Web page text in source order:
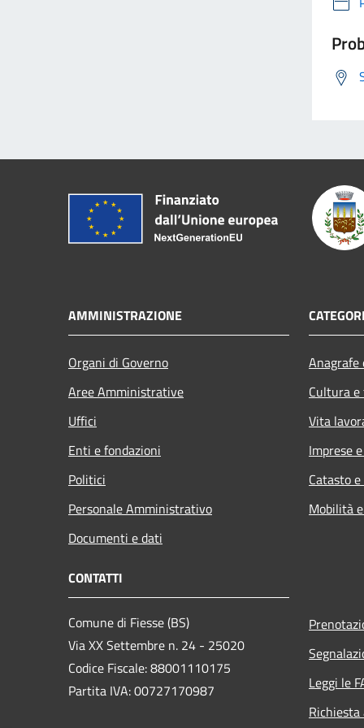
AMMINISTRAZIONE
Organi di Governo
Aree Amministrative
Uffici
Enti e fondazioni
Politici
Personale Amministrativo
Documenti e dati
Cultura
Vita
Imprese
Catasto
Mobilità
CONTATTI
Comune di Fiesse (BS)
Via XX Settembre n. 24 - 25020
Codice Fiscale: 88001110175
Partita IVA: 00727170987
Leggi le